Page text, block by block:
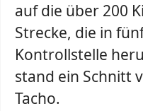
auf die über 200
Strecke, die in
Kontrollstelle
stand ein Schnitt
Tacho.